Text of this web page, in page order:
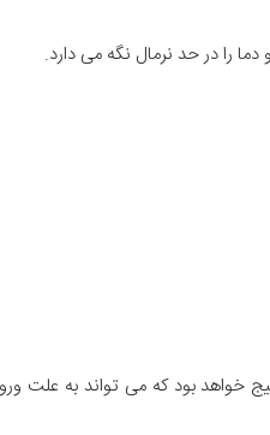
را در حد نرمال نگه می دارد.
بود که می تواند به علت